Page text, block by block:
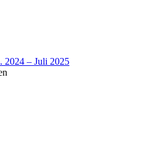
2024 – Juli 2025